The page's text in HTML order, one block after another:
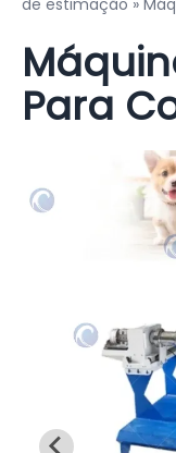
de estimação »
Para